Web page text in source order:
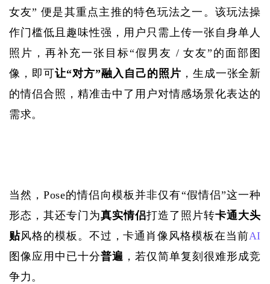
女友” 便是其重点主推的特色玩法之一。该玩法操
作门槛低且趣味性强，用户只需上传一张自身单人
照片，再补充一张目标“假男友 / 女友”的面部图
像，即可让“对方”融入自己的照片 ，生成一张全新
的情侣合照，精准击中了用户对情感场景化表达的
需求。
当然，Pose的情侣向模板并非仅有“假情侣”这一种
形态，其还专门为真实情侣打造了照片转卡通大头
贴风格的模板。不过，卡通肖像风格模板在当前AI
图像应用中已十分普遍 ，若仅简单复刻很难形成竞
争力。